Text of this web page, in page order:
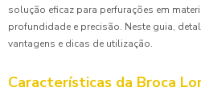
solução eficaz para perfurações em
profundidade e precisão. Neste guia,
vantagens e dicas de utilização.
Características da Broca